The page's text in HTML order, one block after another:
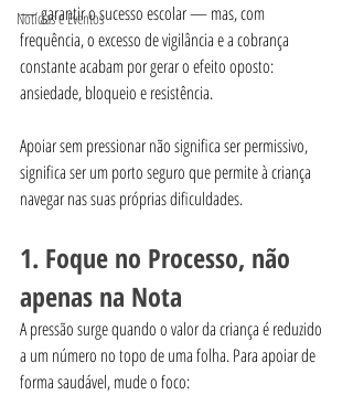
Notícias e Eventos
— garantir o sucesso escolar — mas, com
frequência, o excesso de vigilância e a cobrança
constante acabam por gerar o efeito oposto:
ansiedade, bloqueio e resistência.
Apoiar sem pressionar não significa ser permissivo,
significa ser um porto seguro que permite à criança
navegar nas suas próprias dificuldades.
1. Foque no Processo, não
apenas na Nota
A pressão surge quando o valor da criança é reduzido
a um número no topo de uma folha. Para apoiar de
forma saudável, mude o foco: